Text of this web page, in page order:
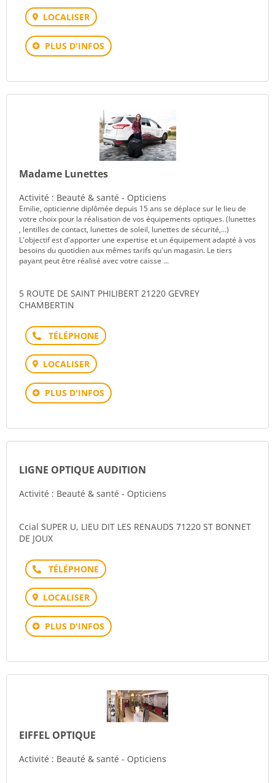
LOCALISER
PLUS D'INFOS
Madame Lunettes
Activité : Beauté & santé - Opticiens
Emilie, opticienne diplômée depuis 15 ans se déplace sur le lieu de
votre choix pour la réalisation de vos équipements optiques. (lunettes
, lentilles de contact, lunettes de soleil, lunettes de sécurité,...)
L'objectif est d'apporter une expertise et un équipement adapté à vos
besoins du quotidien aux mêmes tarifs qu'un magasin. Le tiers
payant peut être réalisé avec votre caisse ...
5 ROUTE DE SAINT PHILIBERT 21220 GEVREY
CHAMBERTIN
Téléphone
LOCALISER
PLUS D'INFOS
LIGNE OPTIQUE AUDITION
Activité : Beauté & santé - Opticiens
Ccial SUPER U, LIEU DIT LES RENAUDS 71220 ST BONNET
DE JOUX
Téléphone
LOCALISER
PLUS D'INFOS
EIFFEL OPTIQUE
Activité : Beauté & santé - Opticiens